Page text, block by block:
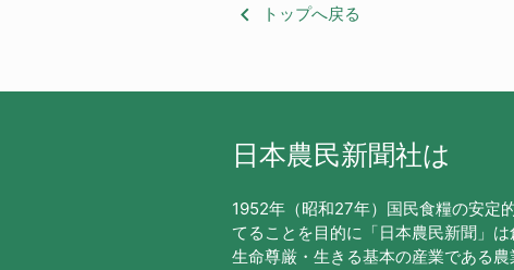
keyboard_arrow_left トップへ戻る
日本農民新聞社は
1952年（昭和27年）国民食糧の安定
てることを目的に「日本農民新聞」は
生命尊厳・生きる基本の産業である